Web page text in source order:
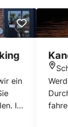
ein
Im